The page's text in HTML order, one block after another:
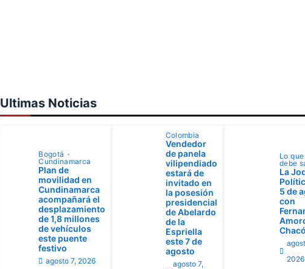
Ultimas Noticias
Bogotá
Cundinamarca
Plan de
movilidad en
Cundinamarca
acompañará el
desplazamiento
de 1,8 millones
de vehículos
este puente
festivo
agosto 7, 2026
Colombia
Vendedor
de panela
vilipendiado
estará de
invitado en
la posesión
presidencial
de Abelardo
de la
Espriella
este 7 de
agosto
agosto 7,
Lo
debe
La
5 de
con
2026